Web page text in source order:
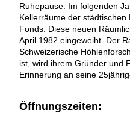
Ruhepause. Im folgenden
Kellerräume der
Fonds. Diese neuen
April 1982 eingeweiht. Der
Schweizerische
ist, wird ihrem Gründer und
Erinnerung an seine
Öffnungszeiten: